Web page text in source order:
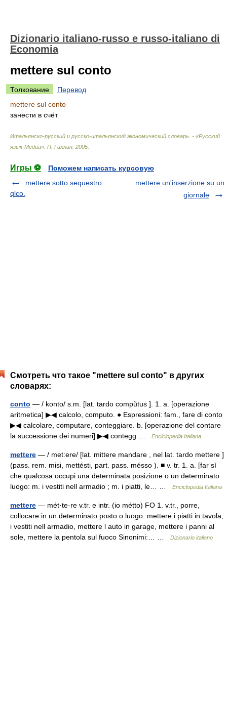
Dizionario italiano-russo e russo-italiano di
Economia
mettere sul conto
Толкование
Перевод
mettere sul conto
занести в счёт
Итальянско-русский и русско-итальянский экономический словарь. - «Русский
язык-Медиа» П. Галлан 2005
Игры ⚽
Поможем написать курсовую
mettere sotto sequestro
qlco.
mettere un'inserzione su un
giornale
Смотреть что такое "mettere sul conto" в других
словарях:
conto — / konto/ s.m. [lat. tardo compŭtus ]. 1. a. [operazione
aritmetica] ▶◀ calcolo, computo. ● Espressioni: fam., fare di conto
▶◀ calcolare, computare, conteggiare. b. [operazione del contare
la successione dei numeri] ▶◀ contegg …
Enciclopedia Italiana
mettere — / met:ere/ [lat. mittere mandare , nel lat. tardo mettere ]
(pass. rem. misi, mettésti, part. pass. mésso ). ■ v. tr. 1. a. [far sì
che qualcosa occupi una determinata posizione o un determinato
luogo: m. i vestiti nell armadio ; m. i piatti, le… …
Enciclopedia Italiana
mettere — mét·te·re v.tr. e intr. (io métto) FO 1. v.tr., porre,
collocare in un determinato posto o luogo: mettere i piatti in tavola,
i vestiti nell armadio, mettere l auto in garage, mettere i panni al
sole, mettere la pentola sul fuoco Sinonimi:… …
Dizionario italiano